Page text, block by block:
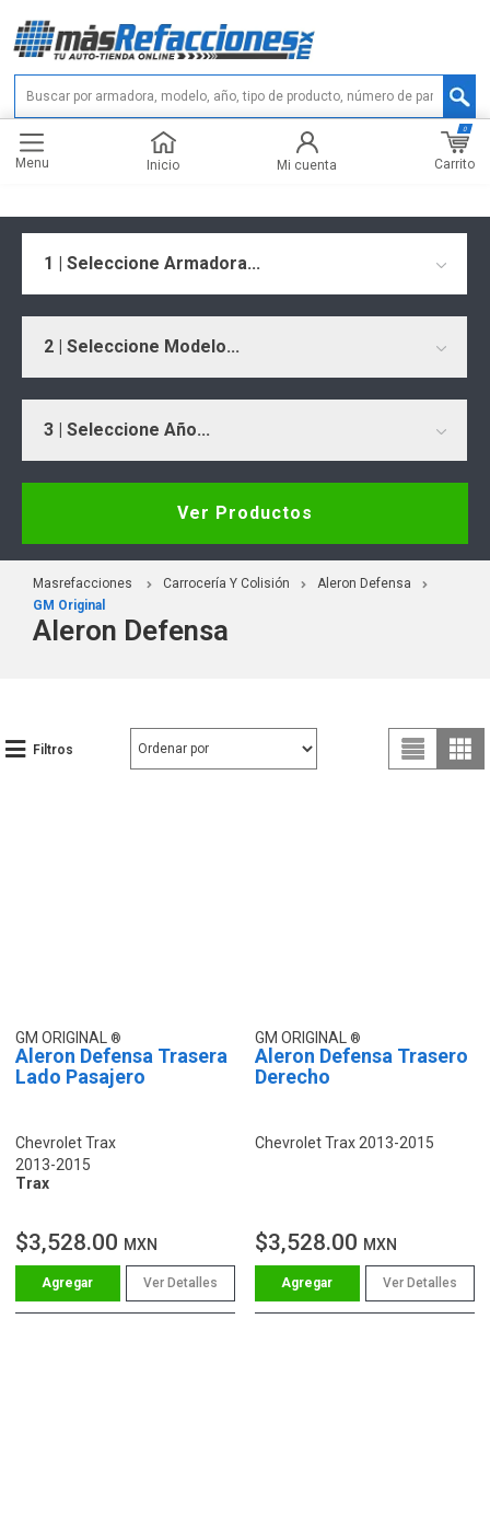
Menu Inicio Mi cuenta Carrito
0
1 | Seleccione Armadora...
2 | Seleccione Modelo...
3 | Seleccione Año...
Ver Productos
Masrefacciones Carrocería Y Colisión
Aleron Defensa
GM Original
Aleron Defensa
Filtros
GM ORIGINAL
Aleron Defensa Trasera
Lado Pasajero
Chevrolet Trax
2013-2015
Trax
$3,528.00 MXN
Ver Detalles
GM ORIGINAL
Aleron Defensa Trasero
Derecho
Chevrolet Trax 2013-2015
$3,528.00 MXN
Ver Detalles